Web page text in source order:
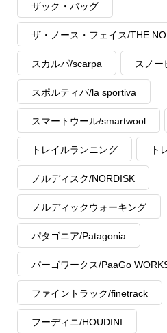
ザック・バッグ
ザ・ノース・フェイス/THE
スカルパ/scarpa スノー
スポルティバ/la sportiva
スマートウール/smartwool
トレイルランニング ト
ノルディスク/NORDISK
ノルディックウォーキング
パタゴニア/Patagonia
パーゴワークス/PaaGo
ファイントラック/finetrack
フーディニ/HOUDINI